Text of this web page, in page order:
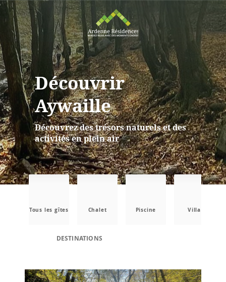
Découvrir
Aywaille
Découvrez des trésors naturels et des
activités en plein air
Tous les gîtes Chalet Piscine Villa
DESTINATIONS